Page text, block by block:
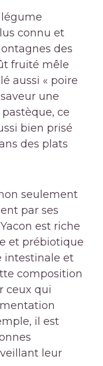
légume
connu et
des
fruité mêle
aussi « poire
une
ce
bien prisé
des plats
seulement
par ses
est riche
et prébiotique
intestinale et
composition
ceux qui
il est
leur